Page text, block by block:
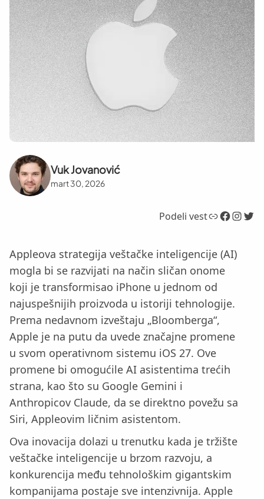
Vuk Jovanović
mart 30, 2026
Podeli vestLink Facebook InstagramTwitter
Appleova strategija veštačke inteligencije (AI)
mogla bi se razvijati na način sličan onome
koji je transformisao iPhone u jednom od
najuspešnijih proizvoda u istoriji tehnologije.
Prema nedavnom izveštaju „Bloomberga“,
Apple je na putu da uvede značajne promene
u svom operativnom sistemu iOS 27. Ove
promene bi omogućile AI asistentima trećih
strana, kao što su Google Gemini i
Anthropicov Claude, da se direktno povežu sa
Siri, Appleovim ličnim asistentom.
Ova inovacija dolazi u trenutku kada je tržište
veštačke inteligencije u brzom razvoju, a
konkurencija među tehnološkim gigantskim
kompanijama postaje sve intenzivnija. Apple